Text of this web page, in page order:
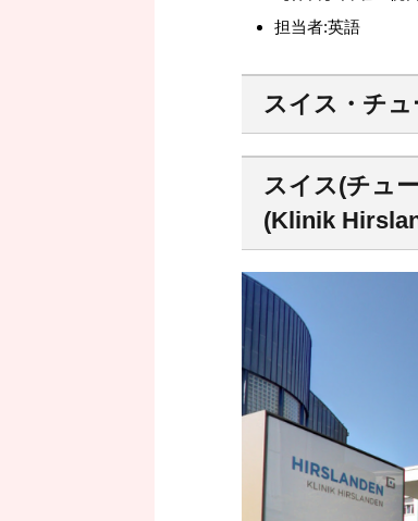
担当者:英語
スイス・チ
スイス(チュ
(Klinik